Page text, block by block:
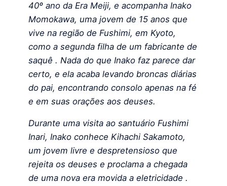
40º ano da Era Meiji, e acompanha Inako
Momokawa, uma jovem de 15 anos que
vive na região de Fushimi, em Kyoto,
como a segunda filha de um fabricante de
saquê . Nada do que Inako faz parece dar
certo, e ela acaba levando broncas diárias
do pai, encontrando consolo apenas na fé
e em suas orações aos deuses.
Durante uma visita ao santuário Fushimi
Inari, Inako conhece Kihachi Sakamoto,
um jovem livre e despretensioso que
rejeita os deuses e proclama a chegada
de uma nova era movida a eletricidade .